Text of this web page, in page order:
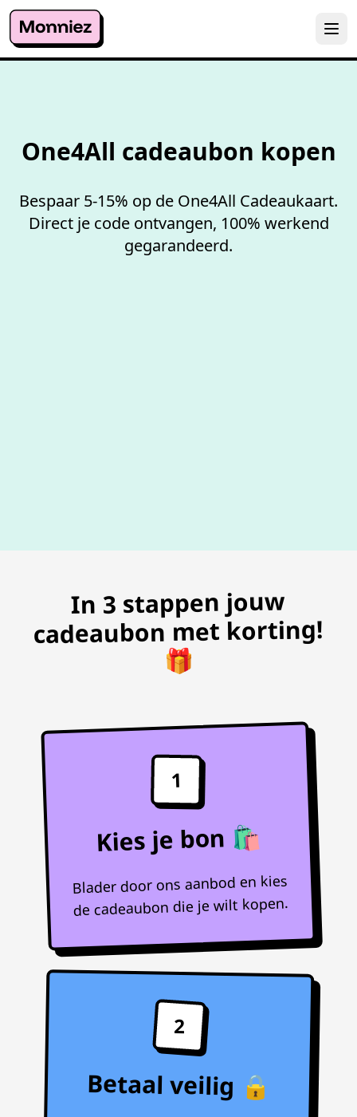
One4All cadeaubon kopen
Bespaar 5-15% op de One4All Cadeaukaart.
Direct je code ontvangen, 100% werkend
gegarandeerd.
In 3 stappen jouw
cadeaubon met korting!
🎁
1
Kies je bon 🛍️
Blader door ons aanbod en kies
de cadeaubon die je wilt kopen.
2
Betaal veilig 🔒